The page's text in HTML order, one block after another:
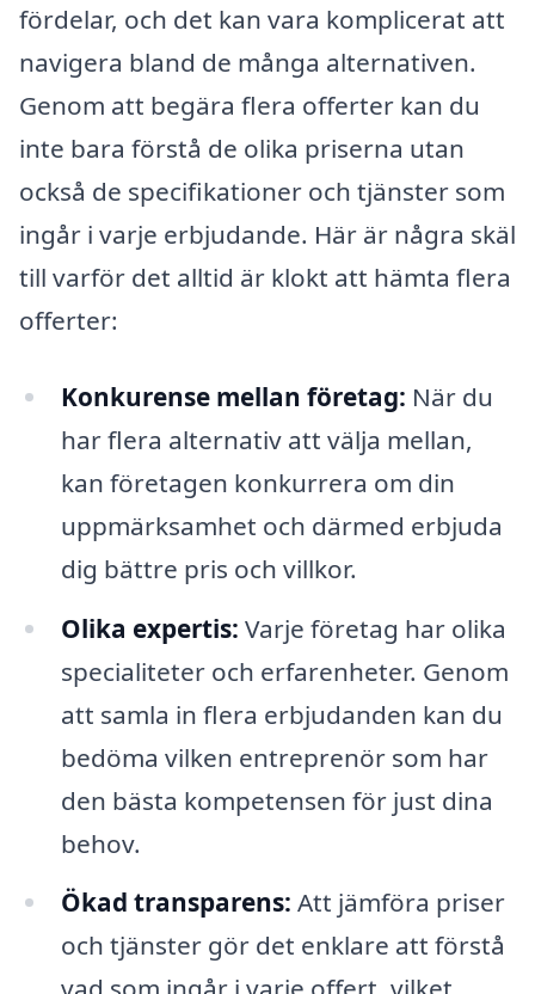
fördelar, och det kan vara komplicerat att
navigera bland de många alternativen.
Genom att begära flera offerter kan du
inte bara förstå de olika priserna utan
också de specifikationer och tjänster som
ingår i varje erbjudande. Här är några skäl
till varför det alltid är klokt att hämta flera
offerter:
Konkurense mellan företag: När du
har flera alternativ att välja mellan,
kan företagen konkurrera om din
uppmärksamhet och därmed erbjuda
dig bättre pris och villkor.
Olika expertis: Varje företag har olika
specialiteter och erfarenheter. Genom
att samla in flera erbjudanden kan du
bedöma vilken entreprenör som har
den bästa kompetensen för just dina
behov.
Ökad transparens: Att jämföra priser
och tjänster gör det enklare att förstå